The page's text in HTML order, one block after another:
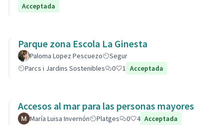
Acceptada
Parque zona Escola La Ginesta
Paloma Lopez Pescuezo
Segur
Parcs i Jardins Sostenibles
0 1 Acceptada
Accesos al mar para las personas mayores
María Luisa Invernón Platges 0 4 Acceptada